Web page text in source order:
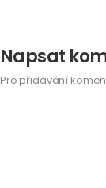
Napsat
Pro přidávání